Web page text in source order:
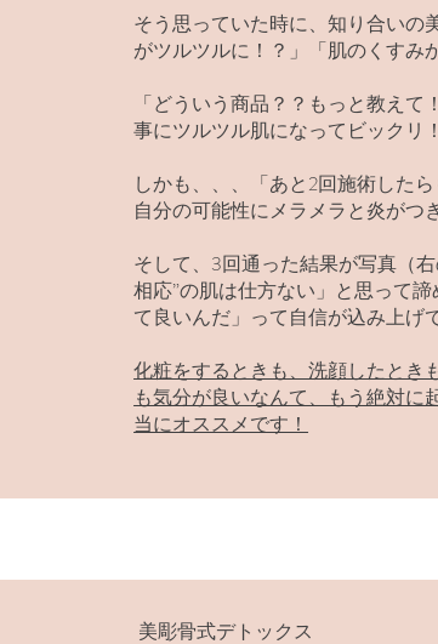
そう思っていた時に、知り合いの
がツルツルに！？」「肌のくすみ
「どういう商品？？もっと教え
事にツルツル肌になってビックリ
しかも、、、「あと2回施術した
自分の可能性にメラメラと炎がつ
そして、3回通った結果が写真（
相応”の肌は仕方ない」と思って
て良いんだ」って自信が込み上げ
化粧をするときも、洗顔したとき
も気分が良いなんて、もう絶対に
当にオススメです！
​美彫骨式デトックス